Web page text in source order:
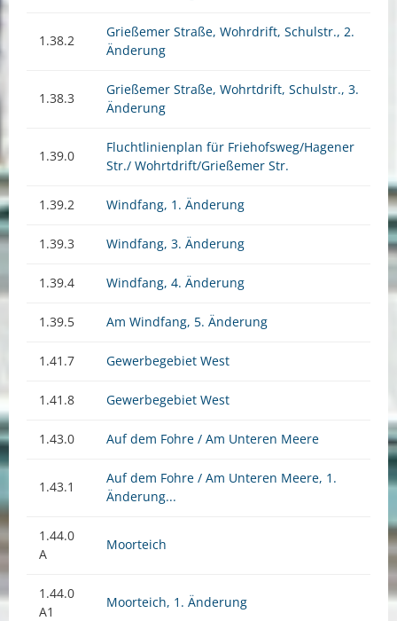
1.38.2
Grießemer Straße, Wohrdrift, Schulstr., 2.
Änderung
1.38.3
Grießemer Straße, Wohrtdrift, Schulstr., 3.
Änderung
1.39.0
Fluchtlinienplan für Friehofsweg/Hagener
Str./ Wohrtdrift/Grießemer Str.
1.39.2 Windfang, 1. Änderung
1.39.3 Windfang, 3. Änderung
1.39.4 Windfang, 4. Änderung
1.39.5 Am Windfang, 5. Änderung
1.41.7 Gewerbegebiet West
1.41.8 Gewerbegebiet West
1.43.0 Auf dem Fohre / Am Unteren Meere
1.43.1
Auf dem Fohre / Am Unteren Meere, 1.
Änderung...
1.44.0
A
Moorteich
1.44.0
A1
Moorteich, 1. Änderung